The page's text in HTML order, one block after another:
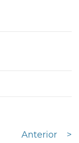
Anterior
>